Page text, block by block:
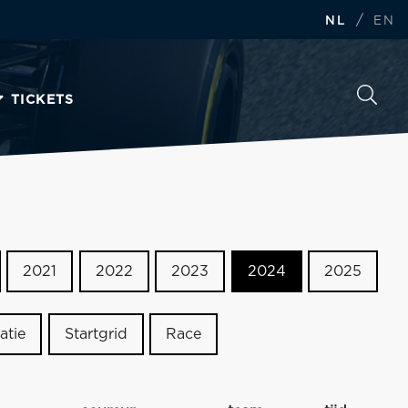
NL / EN
TICKETS
2021 2022 2023 2024 2025
Startgrid Race